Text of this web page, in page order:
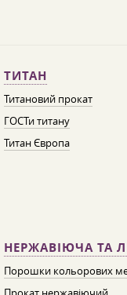
ТИТАН
Титановий прокат
ГОСТи титану
Титан Європа
НЕРЖАВІЮЧА ТА
Порошки кольорових